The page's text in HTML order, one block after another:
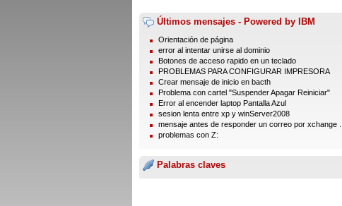
Últimos mensajes - Powered by IBM
Orientación de página
error al intentar unirse al dominio
Botones de acceso rapido en un teclado
PROBLEMAS PARA CONFIGURAR IMPRESORA
Crear mensaje de inicio en bacth
Problema con cartel "Suspender Apagar Reiniciar"
Error al encender laptop Pantalla Azul
sesion lenta entre xp y winServer2008
mensaje antes de responder un correo por xchange ...
problemas con Z:
Palabras claves